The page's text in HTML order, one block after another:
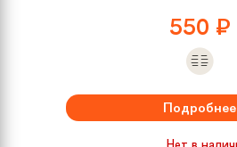
550 ₽
Подробнее